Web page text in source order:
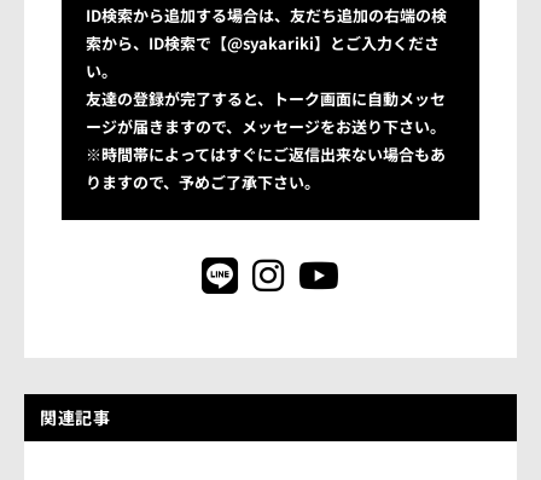
ID検索から追加する場合は、友だち追加の右端の検
索から、ID検索で【@syakariki】とご入力くださ
い。
友達の登録が完了すると、トーク画面に自動メッセ
ージが届きますので、メッセージをお送り下さい。
※時間帯によってはすぐにご返信出来ない場合もあ
りますので、予めご了承下さい。
関連記事